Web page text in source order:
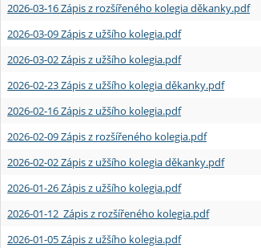
2026-03-16 Zápis z rozšířeného kolegia děkanky.pdf
2026-03-09 Zápis z užšího kolegia.pdf
2026-03-02 Zápis z užšího kolegia.pdf
2026-02-23 Zápis z užšího kolegia děkanky.pdf
2026-02-16 Zápis z užšího kolegia.pdf
2026-02-09 Zápis z rozšířeného kolegia.pdf
2026-02-02 Zápis z užšího kolegia děkanky.pdf
2026-01-26 Zápis z užšího kolegia.pdf
2026-01-12 Zápis z rozšířeného kolegia.pdf
2026-01-05 Zápis z užšího kolegia.pdf